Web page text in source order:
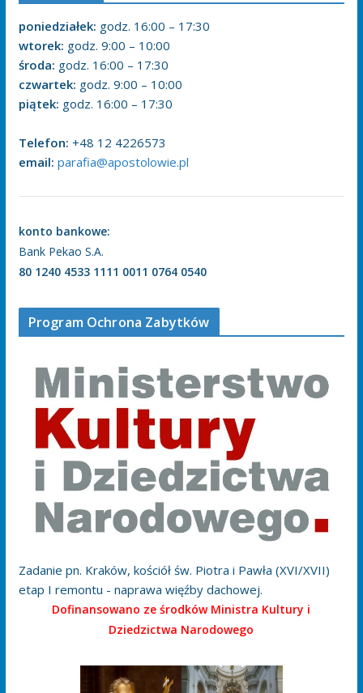
poniedziałek: godz. 16:00 – 17:30
wtorek: godz. 9:00 – 10:00
środa: godz. 16:00 – 17:30
czwartek: godz. 9:00 – 10:00
piątek: godz. 16:00 – 17:30
Telefon: +48 12 4226573
email: parafia@apostolowie.pl
konto bankowe:
Bank Pekao S.A.
80 1240 4533 1111 0011 0764 0540
Program Ochrona Zabytków
Zadanie pn. Kraków, kościół św. Piotra i Pawła (XVI/XVII)
etap I remontu - naprawa więźby dachowej.
Dofinansowano ze środków Ministra Kultury i
Dziedzictwa Narodowego